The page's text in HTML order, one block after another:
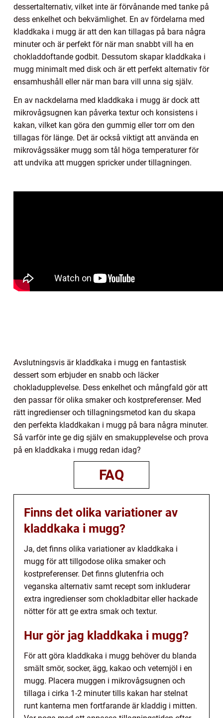
dessertalternativ, vilket inte är förvånande med tanke på
dess enkelhet och bekvämlighet. En av fördelarna med
kladdkaka i mugg är att den kan tillagas på bara några
minuter och är perfekt för när man snabbt vill ha en
chokladdoftande godbit. Dessutom skapar kladdkaka i
mugg minimalt med disk och är ett perfekt alternativ för
ensamhushåll eller när man bara vill unna sig själv.
En av nackdelarna med kladdkaka i mugg är dock att
mikrovågsugnen kan påverka textur och konsistens i
kakan, vilket kan göra den gummig eller torr om den
tillagas för länge. Det är också viktigt att använda en
mikrovågssäker mugg som tål höga temperaturer för
att undvika att muggen spricker under tillagningen.
Avslutningsvis är kladdkaka i mugg en fantastisk
dessert som erbjuder en snabb och läcker
chokladupplevelse. Dess enkelhet och mångfald gör att
den passar för olika smaker och kostpreferenser. Med
rätt ingredienser och tillagningsmetod kan du skapa
den perfekta kladdkakan i mugg på bara några minuter.
Så varför inte ge dig själv en smakupplevelse och prova
på en kladdkaka i mugg redan idag?
FAQ
Finns det olika variationer av
kladdkaka i mugg?
Ja, det finns olika variationer av kladdkaka i
mugg för att tillgodose olika smaker och
kostpreferenser. Det finns glutenfria och
veganska alternativ samt recept som inkluderar
extra ingredienser som chokladbitar eller hackade
nötter för att ge extra smak och textur.
Hur gör jag kladdkaka i mugg?
För att göra kladdkaka i mugg behöver du blanda
smält smör, socker, ägg, kakao och vetemjöl i en
mugg. Placera muggen i mikrovågsugnen och
tillaga i cirka 1-2 minuter tills kakan har stelnat
runt kanterna men fortfarande är kladdig i mitten.